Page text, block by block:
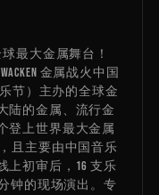
球最大金属舞台！
金属战火中国
乐节）主办的全球金
陆的金属、流行金
登上世界最大金属
且主要由中国音乐
上初审后，16 支乐
钟的现场演出。专